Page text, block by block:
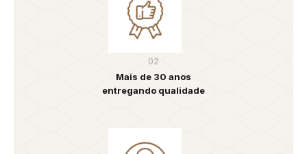
02
Mais de 30 anos
entregando qualidade